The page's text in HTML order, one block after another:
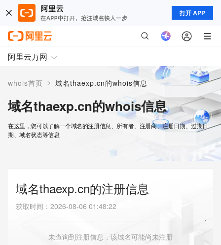
打开 APP
阿里云万网
whois首页 > 域名thaexp.cn的whois信息
域名thaexp.cn的whois信息
在这里，您可以了解一个域名的注册信息、所有者、注册商、注册日期、过期日
期、域名状态等信息
域名thaexp.cn的注册信息
获取时间 ： 2026-08-06 01:48:22
未查询到注册信息，该域名可能尚未注册